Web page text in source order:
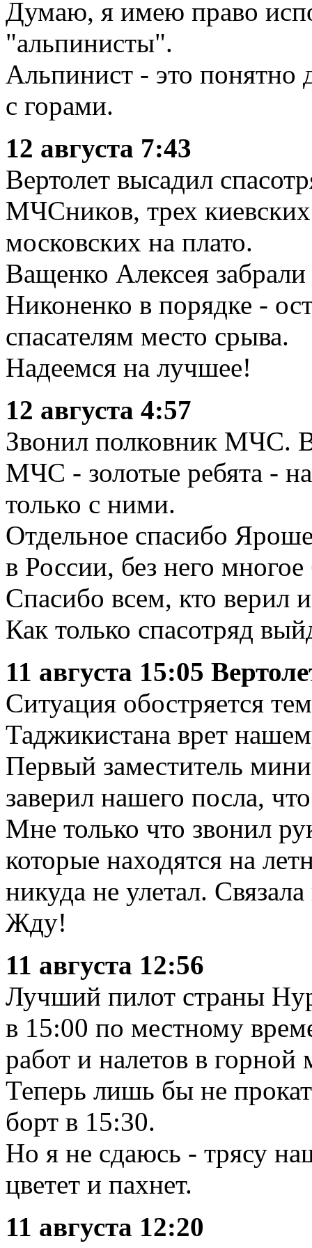
Думаю, я имею право
"альпинисты".
Альпинист - это понятно
с горами.
12 августа 7:43
Вертолет высадил
МЧСников, трех
московских на плато.
Ващенко Алексея
Никоненко в порядке -
спасателям место срыва.
Надеемся на лучшее!
12 августа 4:57
Звонил полковник
МЧС - золотые ребята -
только с ними.
Отдельное спасибо
в России, без него
Спасибо всем, кто верил
Как только спасотряд
11 августа 15:05
Ситуация обостряется
Таджикистана врет
Первый заместитель
заверил нашего посла,
Мне только что звонил
которые находятся на
никуда не улетал.
Жду!
11 августа 12:56
Лучший пилот страны
в 15:00 по местному
работ и налетов в горной
Теперь лишь бы не
борт в 15:30.
Но я не сдаюсь - трясу
цветет и пахнет.
11 августа 12:20